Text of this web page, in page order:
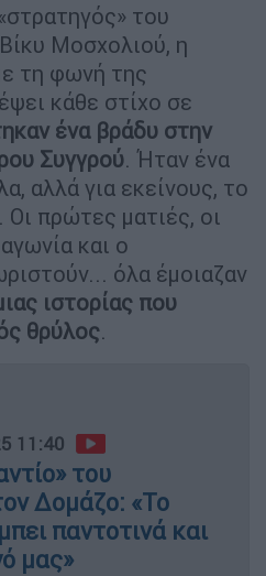
του
Μοσχολιού, η
τη φωνή της
κάθε στίχο σε
ένα βράδυ στην
Συγγρού. Ήταν ένα
αλλά για εκείνους, το
πρώτες ματιές, οι
και ο
όλα έμοιαζαν
ιστορίας που
θρύλος.
11:40
του
Δομάζο: «Το
παντοτινά και
μας»